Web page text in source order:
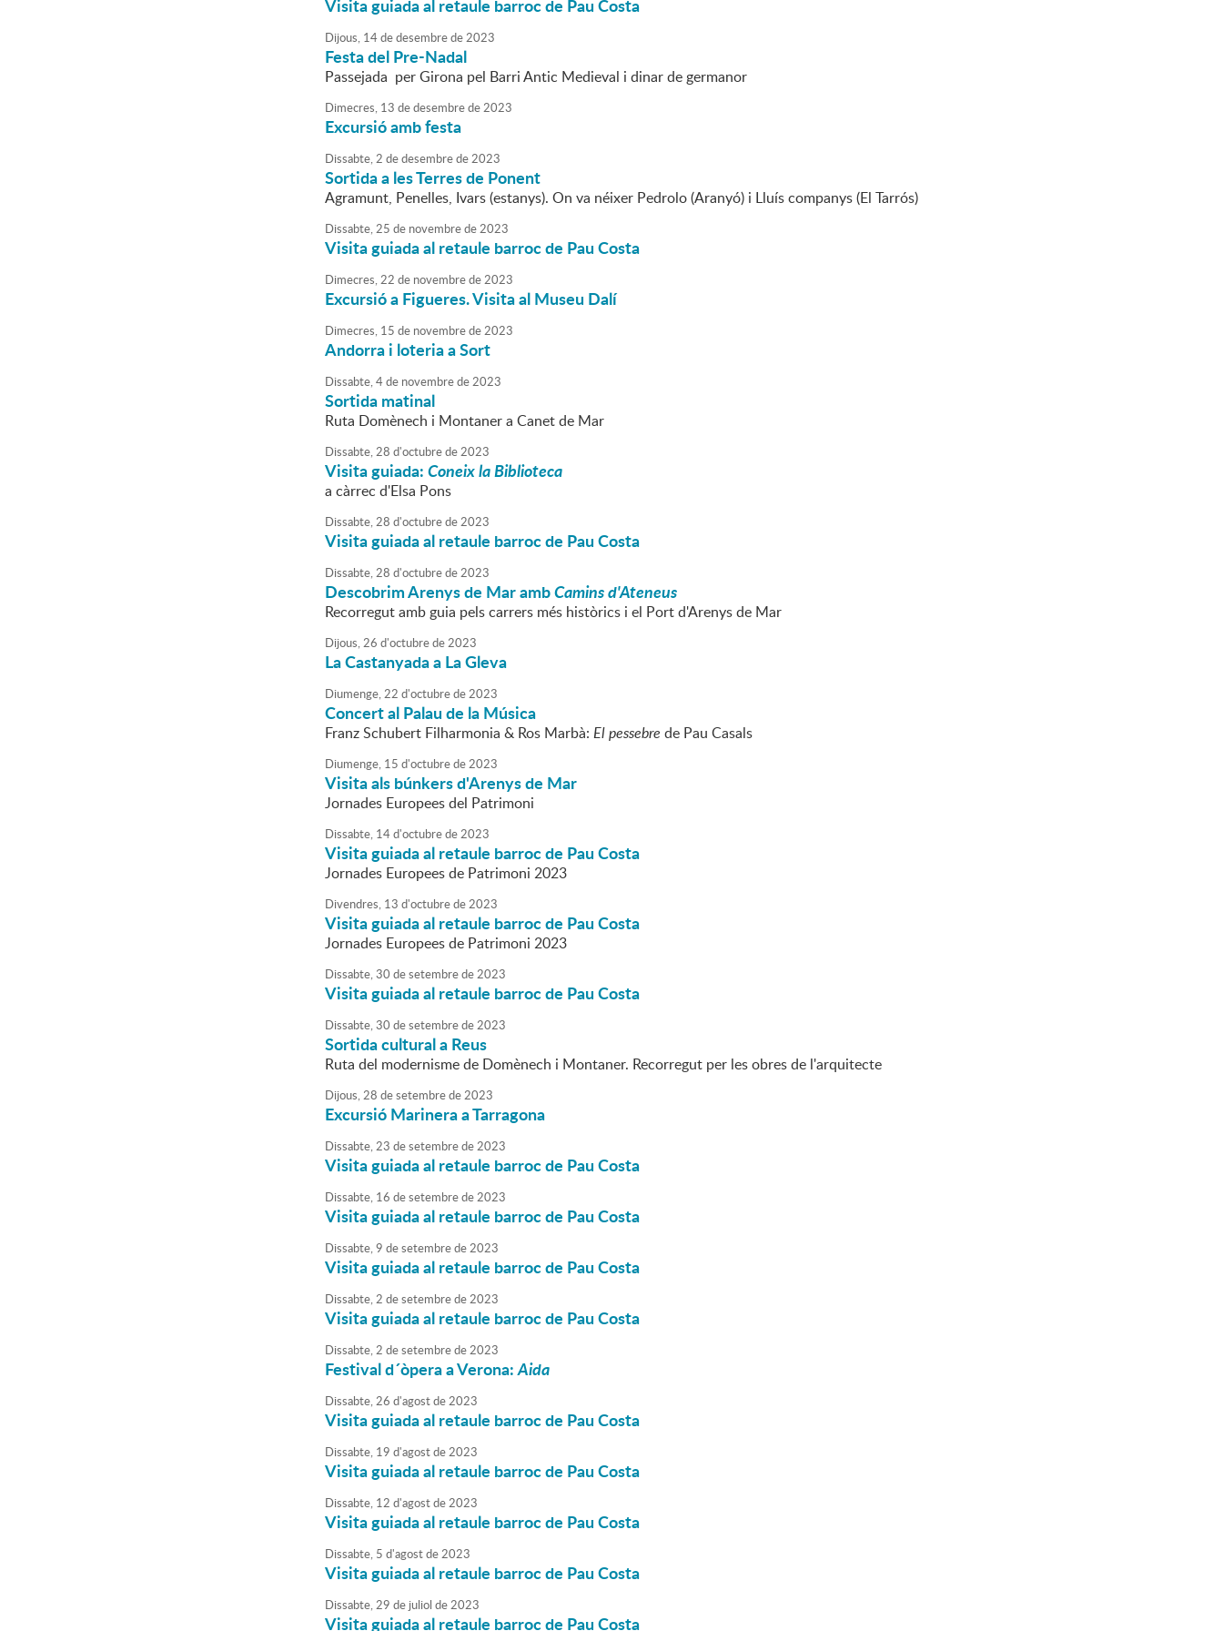
Visita guiada al retaule barroc de Pau Costa
Dijous, 14dedesembrede2023
Festa del Pre-Nadal
Passejada per Girona pel Barri Antic Medieval i dinar de germanor
Dimecres, 13 dedesembrede2023
Excursió amb festa
Dissabte,2 dedesembrede2023
Sortida a les Terres de Ponent
Agramunt, Penelles, Ivars (estanys). On va néixer Pedrolo (Aranyó) i Lluís companys (El Tarrós)
Dissabte,25 de novembrede2023
Visita guiada al retaule barroc de Pau Costa
Dimecres,22 de novembrede2023
Excursió a Figueres. Visita al Museu Dalí
Dimecres, 15 de novembrede2023
Andorra i loteria a Sort
Dissabte,4de novembrede2023
Sortida matinal
Ruta Domènech i Montaner a Canet de Mar
Dissabte,28 d'octubrede2023
Visita guiada:Coneix la Biblioteca
a càrrec d'Elsa Pons
Dissabte,28 d'octubrede2023
Visita guiada al retaule barroc de Pau Costa
Dissabte,28 d'octubrede2023
Descobrim Arenys de Mar ambCamins d'Ateneus
Recorregut amb guia pels carrers més històrics i el Port d'Arenys de Mar
Dijous,26 d'octubrede2023
La Castanyada a La Gleva
Diumenge,22 d'octubrede2023
Concert al Palau de la Música
Franz Schubert Filharmonia & Ros Marbà: El pessebre de Pau Casals
Diumenge, 15 d'octubrede2023
Visita als búnkers d'Arenys de Mar
Jornades Europees del Patrimoni
Dissabte, 14d'octubrede2023
Visita guiada al retaule barroc de Pau Costa
Jornades Europees de Patrimoni 2023
Divendres, 13 d'octubrede2023
Visita guiada al retaule barroc de Pau Costa
Jornades Europees de Patrimoni 2023
Dissabte,30 desetembrede2023
Visita guiada al retaule barroc de Pau Costa
Dissabte,30 desetembrede2023
Sortida cultural a Reus
Ruta del modernisme de Domènech i Montaner. Recorregut per les obres de l'arquitecte
Dijous,28 desetembrede2023
Excursió Marinera a Tarragona
Dissabte,23 desetembrede2023
Visita guiada al retaule barroc de Pau Costa
Dissabte, 16 desetembrede2023
Visita guiada al retaule barroc de Pau Costa
Dissabte,9 desetembrede2023
Visita guiada al retaule barroc de Pau Costa
Dissabte,2 desetembrede2023
Visita guiada al retaule barroc de Pau Costa
Dissabte,2 desetembrede2023
Festival d´òpera a Verona:Aida
Dissabte,26 d'agostde2023
Visita guiada al retaule barroc de Pau Costa
Dissabte, 19 d'agostde2023
Visita guiada al retaule barroc de Pau Costa
Dissabte, 12 d'agostde2023
Visita guiada al retaule barroc de Pau Costa
Dissabte, 5 d'agostde2023
Visita guiada al retaule barroc de Pau Costa
Dissabte,29 de juliol de2023
Visita guiada al retaule barroc de Pau Costa